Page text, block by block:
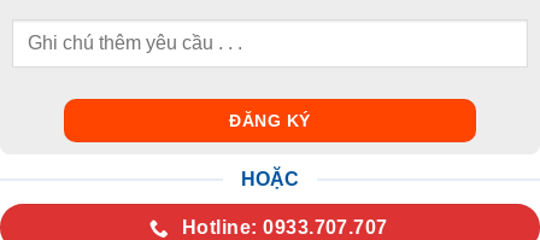
HOẶC
Hotline: 0933.707.707